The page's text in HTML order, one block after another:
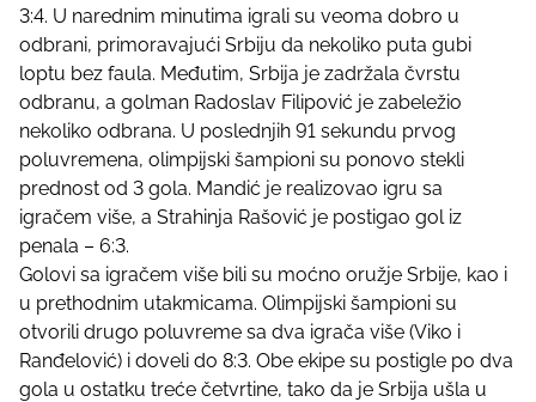
3:4. U narednim minutima igrali su veoma dobro u
odbrani, primoravajući Srbiju da nekoliko puta gubi
loptu bez faula. Međutim, Srbija je zadržala čvrstu
odbranu, a golman Radoslav Filipović je zabeležio
nekoliko odbrana. U poslednjih 91 sekundu prvog
poluvremena, olimpijski šampioni su ponovo stekli
prednost od 3 gola. Mandić je realizovao igru sa
igračem više, a Strahinja Rašović je postigao gol iz
penala – 6:3.
Golovi sa igračem više bili su moćno oružje Srbije, kao i
u prethodnim utakmicama. Olimpijski šampioni su
otvorili drugo poluvreme sa dva igrača više (Viko i
Ranđelović) i doveli do 8:3. Obe ekipe su postigle po dva
gola u ostatku treće četvrtine, tako da je Srbija ušla u